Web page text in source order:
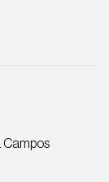
Campos